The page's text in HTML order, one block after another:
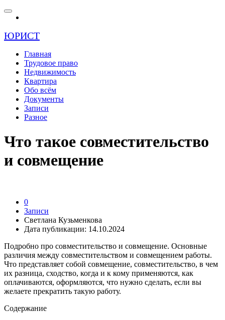
ЮРИСТ
Главная
Трудовое право
Недвижимость
Квартира
Обо всём
Документы
Записи
Разное
Что такое совместительство
и совмещение
0
Записи
Светлана Кузьменкова
Дата публикации: 14.10.2024
Подробно про совместительство и совмещение. Основные
различия между совместительством и совмещением работы.
Что представляет собой совмещение, совместительство, в чем
их разница, сходство, когда и к кому применяются, как
оплачиваются, оформляются, что нужно сделать, если вы
желаете прекратить такую работу.
Содержание